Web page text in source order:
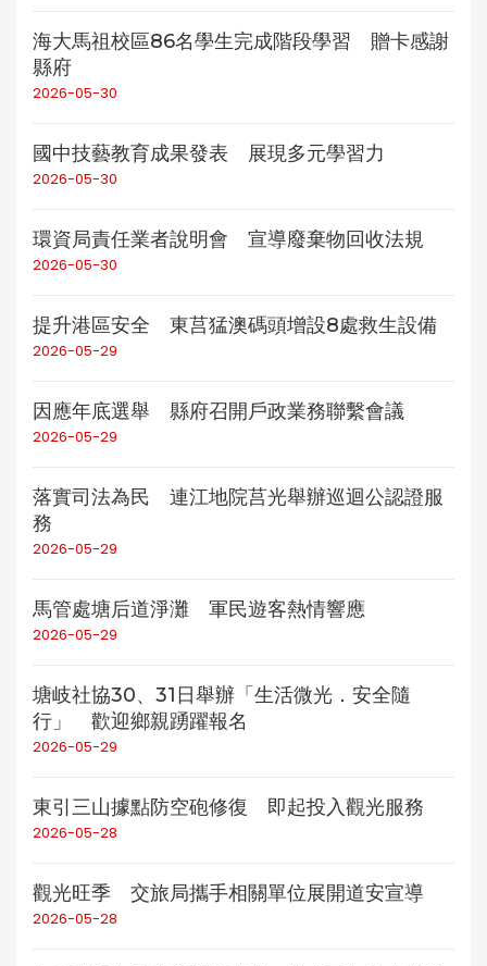
海大馬祖校區86名學生完成階段學習 贈卡感謝
縣府
2026-05-30
國中技藝教育成果發表 展現多元學習力
2026-05-30
環資局責任業者說明會 宣導廢棄物回收法規
2026-05-30
提升港區安全 東莒猛澳碼頭增設8處救生設備
2026-05-29
因應年底選舉 縣府召開戶政業務聯繫會議
2026-05-29
落實司法為民 連江地院莒光舉辦巡迴公認證服
務
2026-05-29
馬管處塘后道淨灘 軍民遊客熱情響應
2026-05-29
塘岐社協30、31日舉辦「生活微光．安全隨
行」 歡迎鄉親踴躍報名
2026-05-29
東引三山據點防空砲修復 即起投入觀光服務
2026-05-28
觀光旺季 交旅局攜手相關單位展開道安宣導
2026-05-28